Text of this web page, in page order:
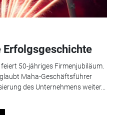
Erfolgsgeschichte
50-jähriges Firmenjubiläum.
Maha-Geschäftsführer
des Unternehmens weiter...